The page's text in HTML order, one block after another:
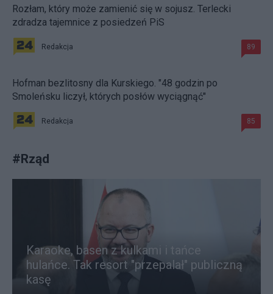
Rozłam, który może zamienić się w sojusz. Terlecki
zdradza tajemnice z posiedzeń PiS
Redakcja 89
Hofman bezlitosny dla Kurskiego. "48 godzin po
Smoleńsku liczył, których posłów wyciągnąć"
Redakcja 85
#Rząd
Karaoke, basen z kulkami i tańce
hulańce. Tak resort "przepalał" publiczną
kasę